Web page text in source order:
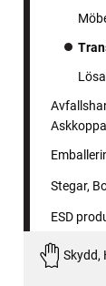
Stegar,
ESD
Skydd,